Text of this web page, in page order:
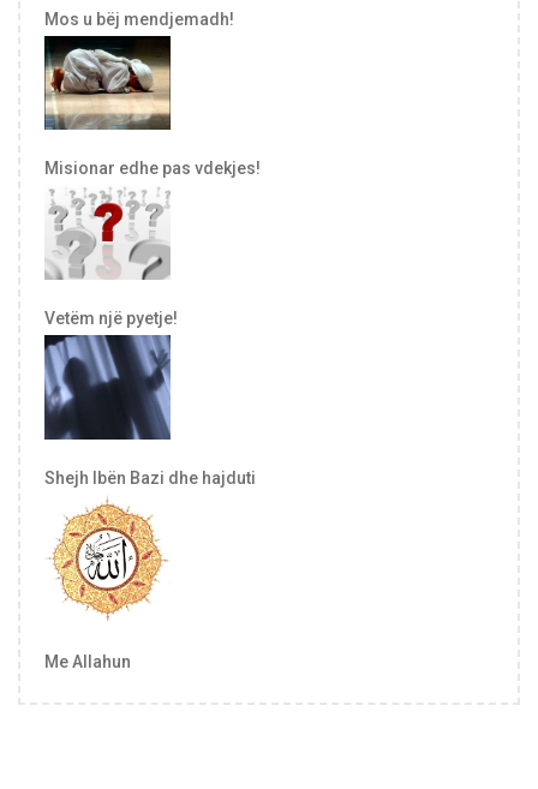
Mos u bëj mendjemadh!
Misionar edhe pas vdekjes!
Vetëm një pyetje!
Shejh Ibën Bazi dhe hajduti
Me Allahun